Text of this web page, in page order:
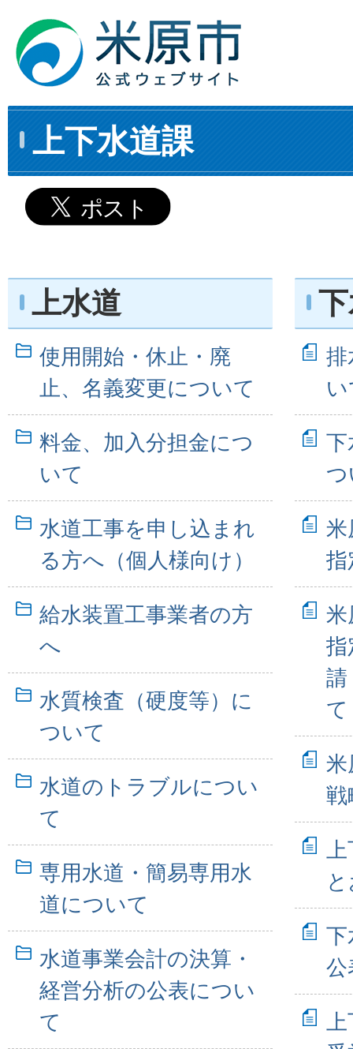
上下水道課
上水道
使用開始・休止・廃
止、名義変更について
料金、加入分担金につ
いて
水道工事を申し込まれ
る方へ（個人様向け）
給水装置工事業者の方
へ
水質検査（硬度等）に
ついて
水道のトラブルについ
て
専用水道・簡易専用水
道について
水道事業会計の決算・
経営分析の公表につい
て
排
下
米
指
米
指
請
て
米
戦
下
公